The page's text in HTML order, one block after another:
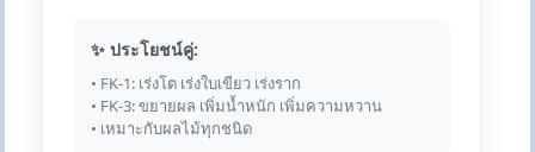
✨ ประโยชน์คู่:
• FK-1: เร่งโต เร่งใบเขียว เร่งราก
• FK-3: ขยายผล เพิ่มน้ำหนัก เพิ่มความหวาน
• เหมาะกับผลไม้ทุกชนิด